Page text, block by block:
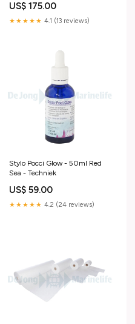
US$ 175.00
★★★★★ 4.1 (13 reviews)
Stylo Pocci Glow - 50ml Red
Sea - Techniek
US$ 59.00
★★★★★ 4.2 (24 reviews)